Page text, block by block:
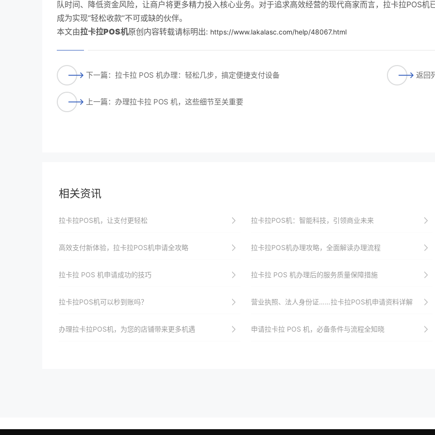
队时间、降低资金风险，让商户将更多精力投入核心业务。对于追求高效经营的现代商家而言，拉卡拉POS机
成为实现“轻松收款”不可或缺的伙伴。
本文由拉卡拉POS机原创内容转载请标明出: https://www.lakalasc.com/help/48067.html
下一篇：拉卡拉 POS 机办理：轻松几步，搞定便捷支付设备
上一篇：办理拉卡拉 POS 机，这些细节至关重要
返回
相关资讯
拉卡拉POS机，让支付更轻松 拉卡拉POS机：智能科技，引领商业未来
高效支付新体验，拉卡拉POS机申请全攻略 拉卡拉POS机办理攻略，全面解读办理流程
拉卡拉 POS 机申请成功的技巧 拉卡拉 POS 机办理后的服务质量保障措施
拉卡拉POS机可以秒到账吗？ 营业执照、法人身份证……拉卡拉POS机申请资料详解
办理拉卡拉POS机，为您的店铺带来更多机遇 申请拉卡拉 POS 机，必备条件与流程全知晓​